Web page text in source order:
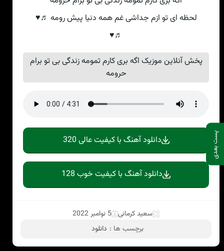
پست بعدی
لحظه ای تو ازم جداشی غم همه دنیا پیش رومه ♬♥
♬♥
پخش آنلاین موزیک اگه بری کارم تمومه زندگی بی تو برام
حرومه
دانلود آهنگ با کیفیت عالی 320
دانلود آهنگ با کیفیت خوب 128
سعید کرمانی 5 نوامبر 2022
برچسب ها : دانلود